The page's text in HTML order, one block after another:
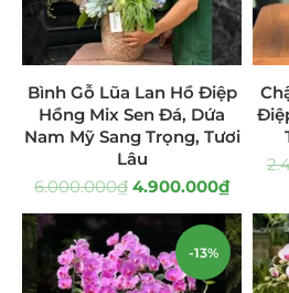
Giá Sỉ Đại Lý
Cây Sen Đá Giá Sỉ
Chậu Sen Đá Mini
Hồ Điệp và Hoa Sen đá
Lan Hồ Điệp Truyền Thống
Lũa Hồ Điệp Sen Đá
Bình Gỗ Lũa Lan Hồ Điệp
Hồng Mix Sen Đá, Dứa
Nam Mỹ Sang Trọng, Tươi
Lâu
6.000.000₫ 4.900.000₫
-13%